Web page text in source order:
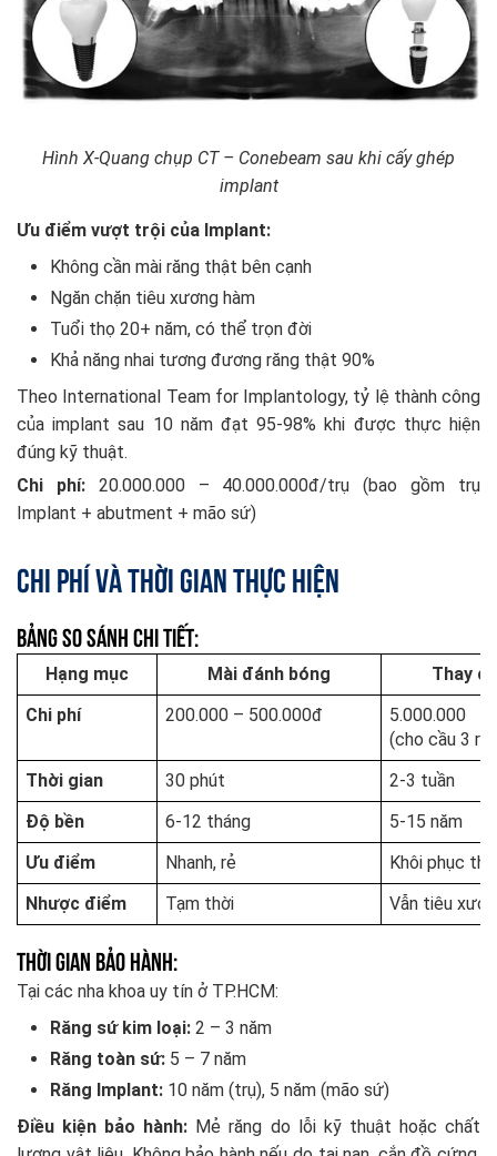
Hình X-Quang chụp CT – Conebeam sau khi cấy ghép
implant
Ưu điểm vượt trội của Implant:
Không cần mài răng thật bên cạnh
Ngăn chặn tiêu xương hàm
Tuổi thọ 20+ năm, có thể trọn đời
Khả năng nhai tương đương răng thật 90%
Theo International Team for Implantology, tỷ lệ thành công
của implant sau 10 năm đạt 95-98% khi được thực hiện
đúng kỹ thuật.
Chi phí:20.000.000 – 40.000.000đ/trụ (bao gồm trụ
Implant + abutment + mão sứ)
Chi phí và thời gian thực hiện
Bảng so sánh chi tiết:
Hạng mục Mài đánh bóng
Thay
Chi phí
200.000 – 500.000đ
5.000.000
(cho cầu 3
Thời gian
30 phút
2-3 tuần
Độ bền
6-12 tháng
5-15 năm
Ưu điểm
Nhanh, rẻ
Khôi phục
Nhược điểm
Tạm thời Vẫn tiêu
Thời gian bảo hành:
Tại các nha khoa uy tín ở TP.HCM:
Răng sứ kim loại: 2 – 3 năm
Răng toàn sứ: 5 – 7 năm
Răng Implant: 10 năm (trụ), 5 năm (mão sứ)
Điều kiện bảo hành: Mẻ răng do lỗi kỹ thuật hoặc chất